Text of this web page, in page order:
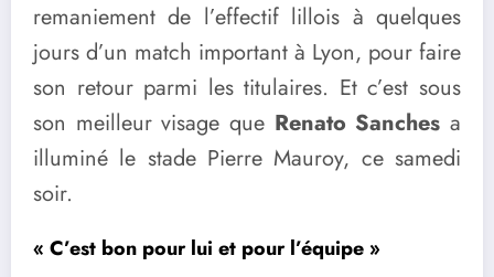
remaniement de l’effectif lillois à quelques
jours d’un match important à Lyon, pour faire
son retour parmi les titulaires. Et c’est sous
son meilleur visage que Renato Sanchesa
illuminé le stade Pierre Mauroy, ce samedi
soir.
« C’est bon pour lui et pour l’équipe »